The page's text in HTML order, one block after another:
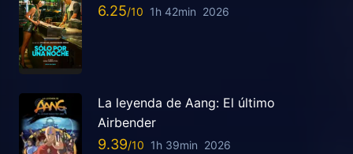
6.25 1h 42min 2026
La leyenda de Aang: El último
Airbender
9.39 1h 39min 2026